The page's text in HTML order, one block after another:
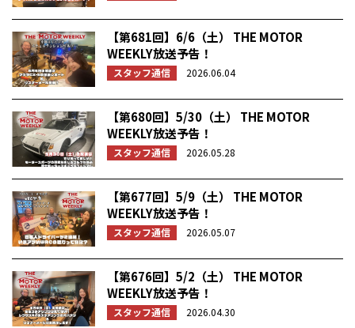
【第681回】6/6（土） THE MOTOR
WEEKLY放送予告！
スタッフ通信 2026.06.04
【第680回】5/30（土） THE MOTOR
WEEKLY放送予告！
スタッフ通信 2026.05.28
【第677回】5/9（土） THE MOTOR
WEEKLY放送予告！
スタッフ通信 2026.05.07
【第676回】5/2（土） THE MOTOR
WEEKLY放送予告！
スタッフ通信 2026.04.30